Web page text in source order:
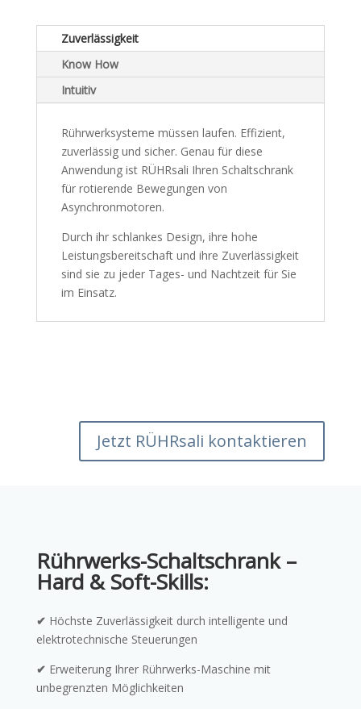
Zuverlässigkeit
Know How
Intuitiv
Rührwerksysteme müssen laufen. Effizient,
zuverlässig und sicher. Genau für diese
Anwendung ist RÜHRsali Ihren Schaltschrank
für rotierende Bewegungen von
Asynchronmotoren.
Durch ihr schlankes Design, ihre hohe
Leistungsbereitschaft und ihre Zuverlässigkeit
sind sie zu jeder Tages- und Nachtzeit für Sie
im Einsatz.
Jetzt RÜHRsali kontaktieren
Rührwerks-Schaltschrank –
Hard & Soft-Skills:
✔ Höchste Zuverlässigkeit durch intelligente und
elektrotechnische Steuerungen
✔ Erweiterung Ihrer Rührwerks-Maschine mit
unbegrenzten Möglichkeiten